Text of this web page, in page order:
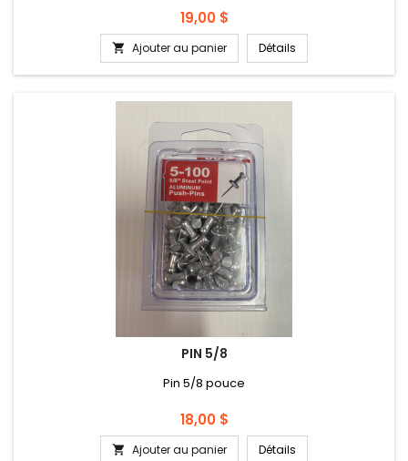
Prix
19,00 $
 Ajouter au panier Détails
PIN 5/8
Pin 5/8 pouce
Prix
18,00 $
 Ajouter au panier Détails